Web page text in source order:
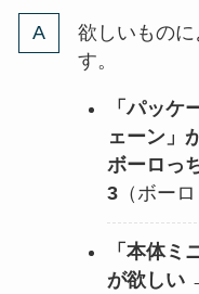
欲しいもの
す。
「パッケ
ェーン」
ボーロっ
3（ボーロ
「本体ミ
が欲しい